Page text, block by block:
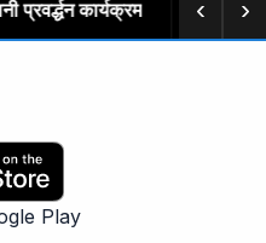
कार्यक्रम ‹ ›